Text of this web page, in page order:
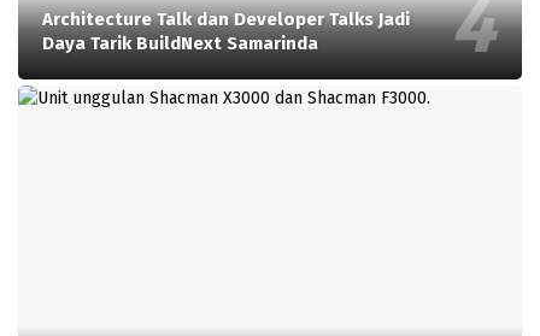
Architecture Talk dan Developer Talks Jadi
Daya Tarik BuildNext Samarinda